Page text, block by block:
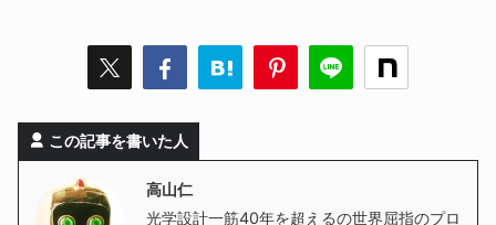
この記事を書いた人
高山仁
光学設計一筋40年を超えるの世界屈指のプロ